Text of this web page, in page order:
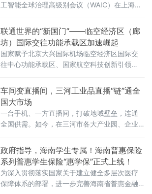
工智能全球治理高级别会议（WAIC）在上海举
WAIC持续汇聚前沿技术、产业实践与全球智
慧，推动人工智能更好地服务经济社会发展。
联通世界的“新国门”——临空经济区（廊
坊）国际交往功能承载区加速崛起
国家赋予北京大兴国际机场临空经济区国际交
往中心功能承载区、国家航空科技创新引领
位。近年来，临空经济区（廊坊）紧扣“三区”建
设目标，依托大兴机场世界级航空枢纽优势，
持续拓展国际商务交往与文化交流功能，全力
构筑首都“新国门”，打造京津冀协同发展的重要
引擎，国际交往中心功能承载区的定位愈发清
车间变直播间，三河工业品直播“链”通全
国大市场
一台手机、一方直播间，打破地域壁垒，连通
全国供需。如今，在三河市各大产业园、企业
尚。从智能家居制造到精密工业制冷，从越野
改装配件到高端装备制造，越来越多三河传统
工业企业跳出线下经销、上门拓客的固有模
式，以直播间为新赛道，让车间变镜头、产品
上云端、销路通全国。
政府指导，海南学生专属！海南普惠保险
系列普惠学生保险“惠学保”正式上线！
为深入贯彻落实国家关于建立健全多层次医疗
保障体系的部署，进一步完善海南省普惠金融